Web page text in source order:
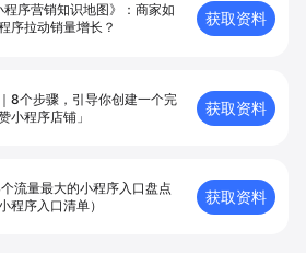
程序营销知识地图》：商家如
序拉动销量增长？
获取资料
8个步骤，引导你创建⼀个完
⼩程序店铺」
获取资料
流量最大的小程序入口盘点
程序入口清单）
获取资料